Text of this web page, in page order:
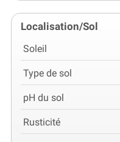
Localisation/Sol
Soleil
Type de sol
pH du sol
Rusticité